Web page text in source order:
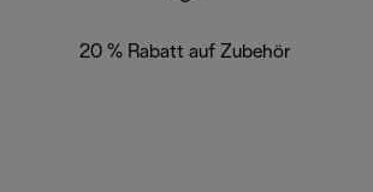
20 % Rabatt auf Zubehör